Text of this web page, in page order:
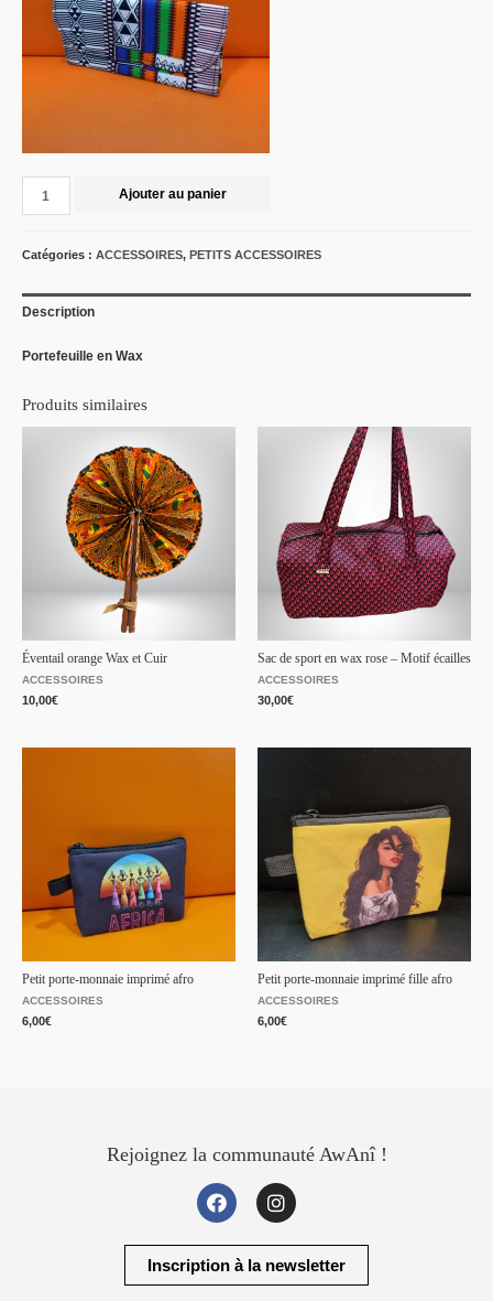
Ajouter au panier
Catégories : ACCESSOIRES, PETITS ACCESSOIRES
Description
Portefeuille en Wax
Produits similaires
Éventail orange Wax et Cuir
ACCESSOIRES
10,00€
Sac de sport en wax rose – Motif écailles
ACCESSOIRES
30,00€
Petit porte-monnaie imprimé afro
ACCESSOIRES
6,00€
Petit porte-monnaie imprimé fille afro
ACCESSOIRES
6,00€
Rejoignez la communauté AwAnî !
Inscription à la newsletter